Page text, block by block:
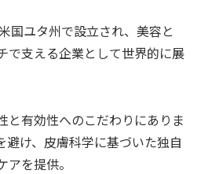
国ユタ州で設立され、美容と
で支える企業として世界的に展
と有効性へのこだわりにありま
避け、皮膚科学に基づいた独自
を提供。